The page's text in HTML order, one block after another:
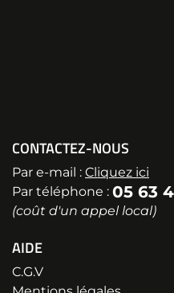
CONTACTEZ-NOUS
Par e-mail : Cliquez ici
Par téléphone : 05 63
(coût d'un appel local)
AIDE
C.G.V